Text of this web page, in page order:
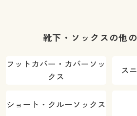
靴下・ソックスの他
フットカバー・カバーソッ
クス
ス
ショート・クルーソックス